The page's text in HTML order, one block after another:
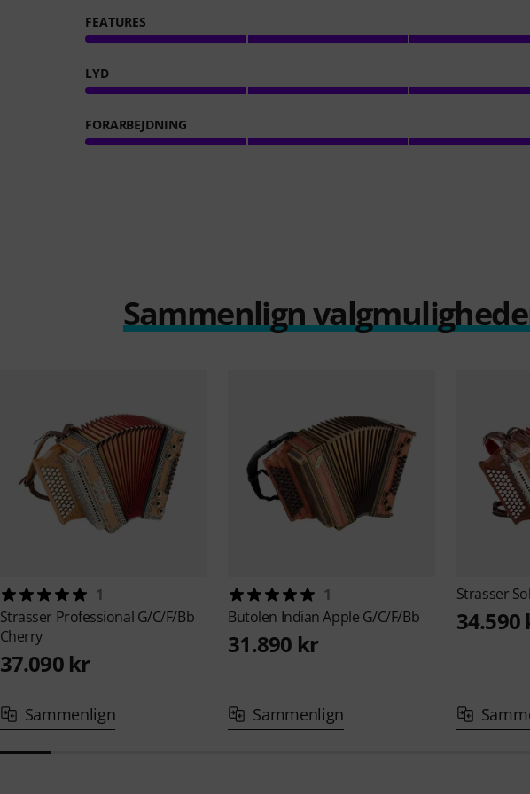
FEATURES
LYD
FORARBEJDNING
Sammenlign
1
Strasser Professional G/C/F/Bb
Cherry
37.090 kr
Sammenlign
1
Butolen Indian Apple G/C/F/Bb
31.890 kr
Sammenlign
Strasser
34.590